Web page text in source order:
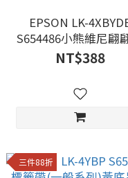
EPSON LK-
S654486小熊維尼翩
舞款 標籤帶 白底黑字
NT$388
三件88折